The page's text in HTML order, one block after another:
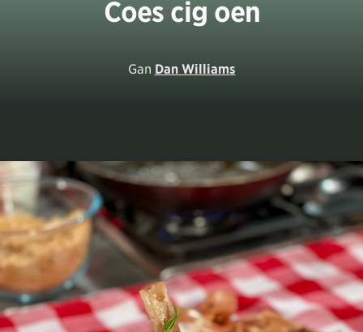
Coes cig oen
Gan Dan Williams